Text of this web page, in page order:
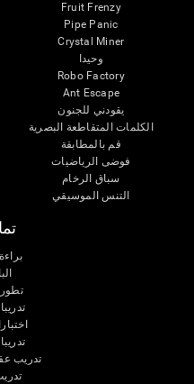
Fruit Frenzy
Pipe Panic
Crystal Miner
وحيدا
Robo Factory
Ant Escape
يقودني للجنون
الكلمات المتقاطعة البصرية
قم بالمطابقة
فوضى الرياضيات
سباق الرخام
التنس الموسيقي
تدريب